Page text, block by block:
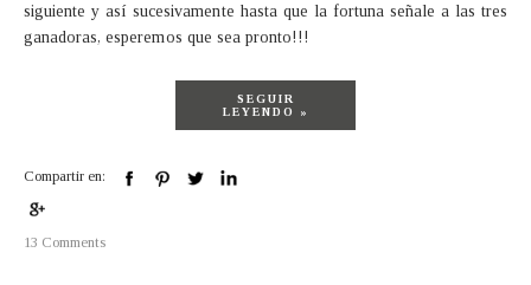
siguiente y así sucesivamente hasta que la fortuna señale a las tres
ganadoras, esperemos que sea pronto!!!
SEGUIR
LEYENDO »
Compartir en:
13 Comments